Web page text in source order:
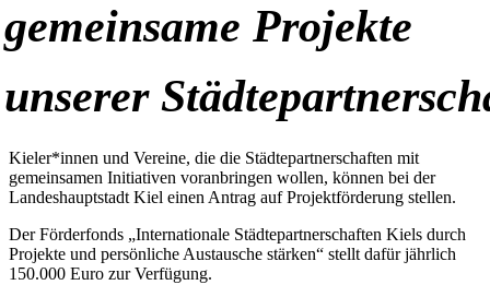
gemeinsame Projekte
unserer
Kieler*innen und Vereine, die die Städtepartnerschaften mit
gemeinsamen Initiativen voranbringen wollen, können bei der
Landeshauptstadt Kiel einen Antrag auf Projektförderung stellen.
Der Förderfonds „Internationale Städtepartnerschaften Kiels durch
Projekte und persönliche Austausche stärken“ stellt dafür jährlich
150.000 Euro zur Verfügung.